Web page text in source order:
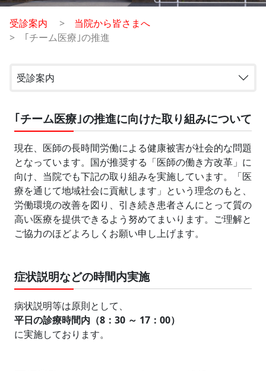
受診案内
当院から皆さまへ
｢チーム医療｣の推進
受診案内
｢チーム医療｣の推進に向けた取り組みについて
現在、医師の長時間労働による健康被害が社会的な問題
となっています。国が推奨する「医師の働き方改革」に
向け、当院でも下記の取り組みを実施しています。「医
療を通じて地域社会に貢献します」という理念のもと、
労働環境の改善を図り、引き続き患者さんにとって質の
高い医療を提供できるよう努めてまいります。ご理解と
ご協力のほどよろしくお願い申し上げます。
症状説明などの時間内実施
病状説明等は原則として、
平日の診療時間内（8：30 ～ 17：00）
に実施しております。